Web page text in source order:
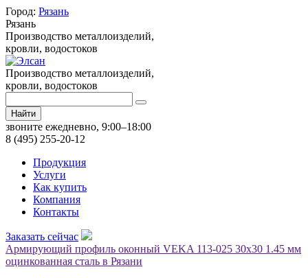
Город: Рязань
Рязань
Производство металлоизделий,
кровли, водостоков
Производство металлоизделий,
кровли, водостоков
Найти
звоните ежедневно, 9:00–18:00
8 (495) 255-20-12
Продукция
Услуги
Как купить
Компания
Контакты
Заказать сейчас
Армирующий профиль оконный VEKA 113-025 30х30 1.45 мм
оцинкованная сталь в Рязани